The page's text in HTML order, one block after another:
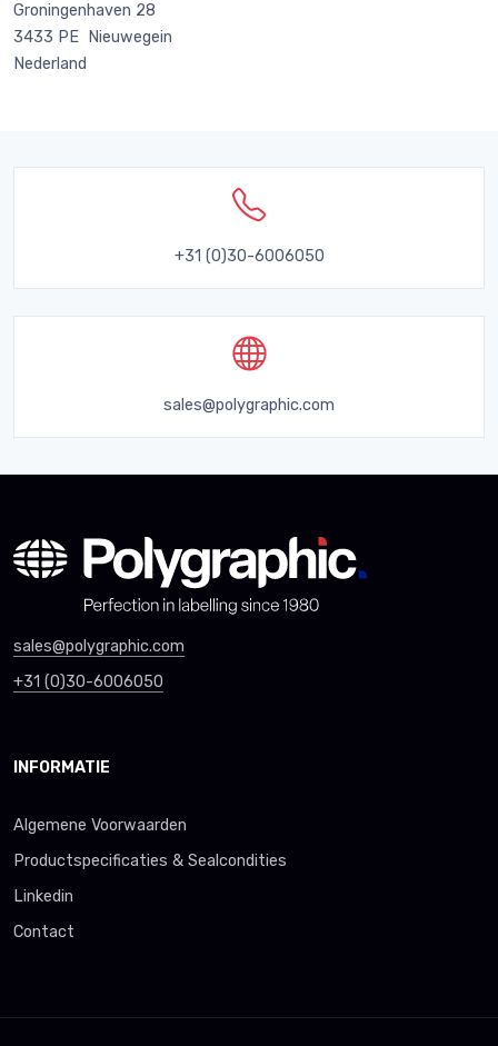
Groningenhaven 28
3433 PE Nieuwegein
Nederland
+31 (0)30-6006050
sales@polygraphic.com
sales@polygraphic.com
+31 (0)30-6006050
INFORMATIE
Algemene Voorwaarden
Productspecificaties & Sealcondities
Linkedin
Contact